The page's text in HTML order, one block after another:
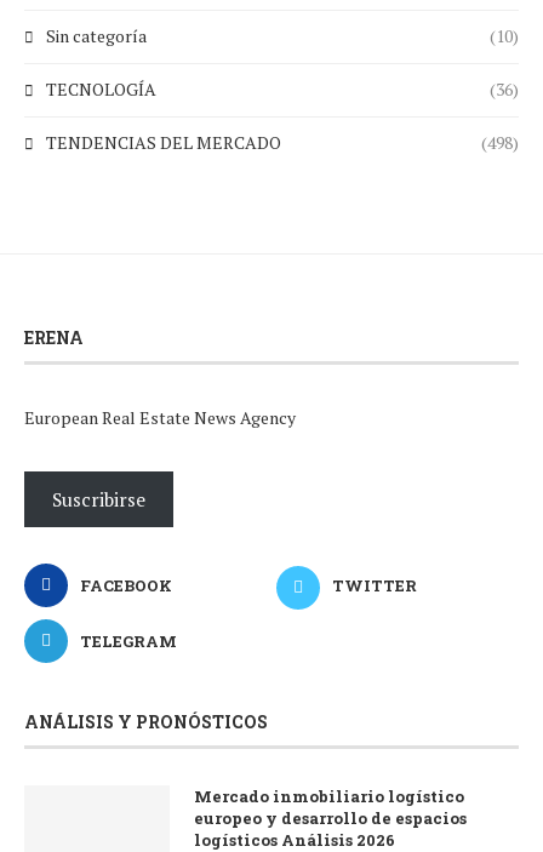
Sin categoría (10)
TECNOLOGÍA (36)
TENDENCIAS DEL MERCADO (498)
ERENA
European Real Estate News Agency
Suscribirse
FACEBOOK TWITTER
TELEGRAM
ANÁLISIS Y PRONÓSTICOS
Mercado inmobiliario logístico
europeo y desarrollo de espacios
logísticos Análisis 2026